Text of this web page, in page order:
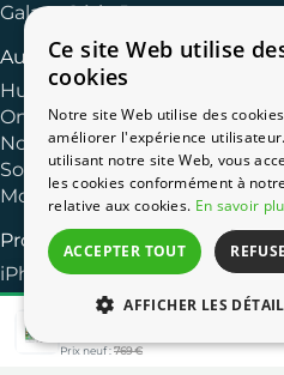
iPhone 7 32 Go Argent
Prix neuf :769 €
Produits Apple
iPhone 13
iPhone 11
iPhone XR
iPhone 8
Autres Marques
Huawei
OnePlus
Nokia
Sony
Motorola
Galaxy Série J
Ce site Web utilise
cookies
Notre site Web utilise des
améliorer l'expérience
utilisant notre site Web, vous
les cookies conformément à
relative aux cookies. En savoir
ACCEPTER TOUT
AFFICHER LES